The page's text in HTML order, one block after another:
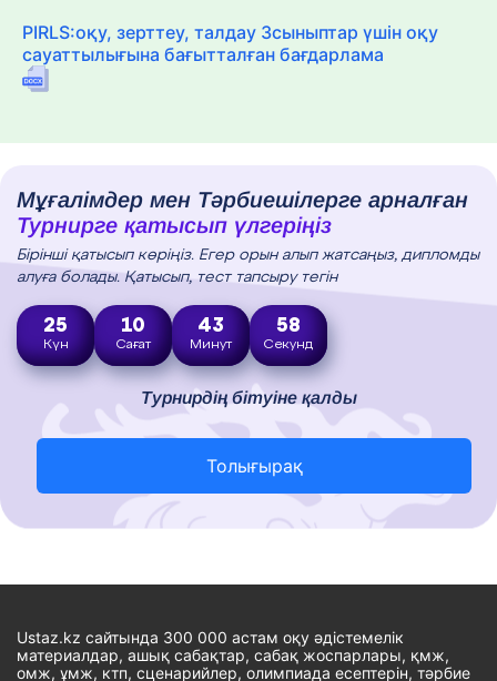
PIRLS:оқу, зерттеу, талдау 3сыныптар үшін оқу
сауаттылығына бағытталған бағдарлама
Мұғалімдер мен Тәрбиешілерге арналған
Турнирге қатысып үлгеріңіз
Бірінші қатысып көріңіз. Егер орын алып жатсаңыз, дипломды
алуға болады. Қатысып, тест тапсыру тегін
25
Күн
10
Сағат
43
Минут
57
Секунд
Турнирдің бітуіне қалды
Толығырақ
Ustaz.kz сайтында 300 000 астам оқу әдістемелік
материалдар, ашық сабақтар, сабақ жоспарлары, қмж,
омж, ұмж, ктп, сценарийлер, олимпиада есептерін, тәрбие